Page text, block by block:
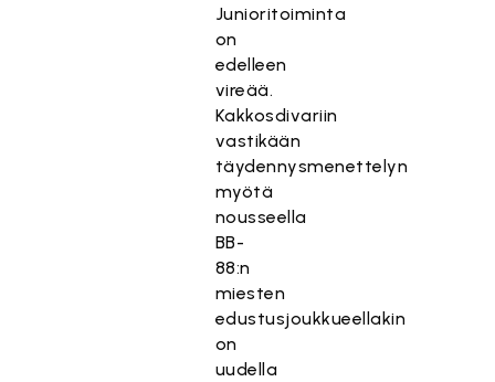
Junioritoiminta
on
edelleen
vireää.
Kakkosdivariin
vastikään
täydennysmenettelyn
myötä
nousseella
BB-
88:n
miesten
edustusjoukkueellakin
on
uudella